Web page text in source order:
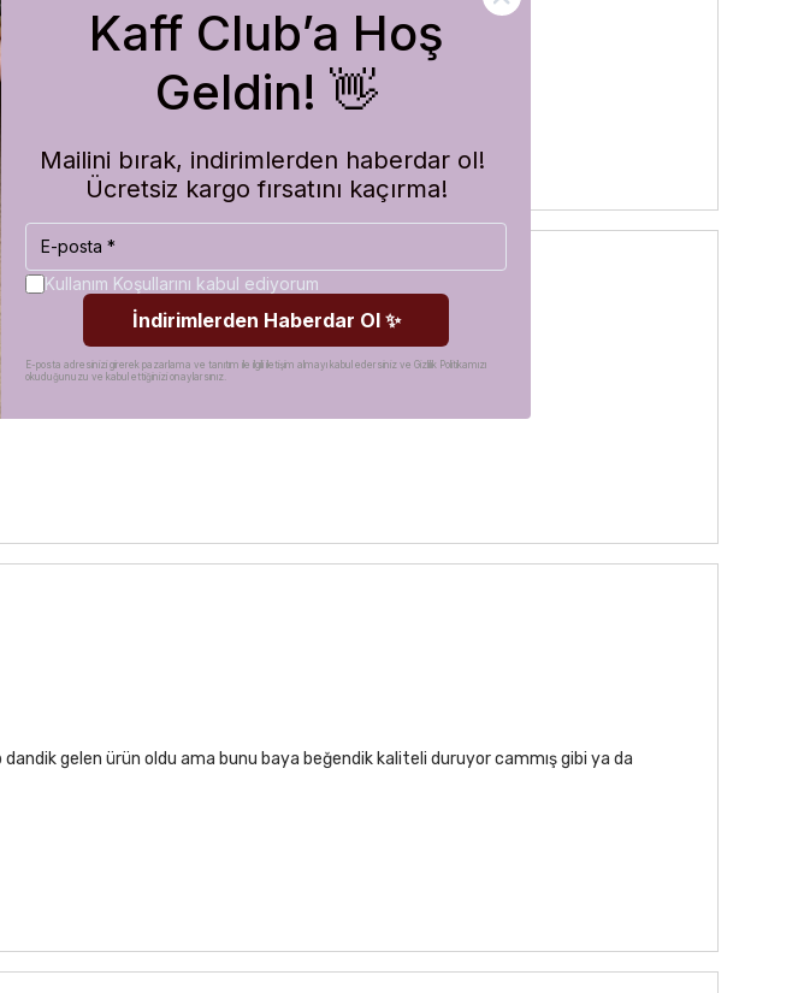
hızlı kargolama için teşekkürler
gelen ürün oldu ama bunu baya beğendik kaliteli duruyor cammış gibi ya da
Kaff Club’a Hoş
Geldin! 👋
Mailini bırak, indirimlerden haberdar ol!
Ücretsiz kargo fırsatını kaçırma!
Kullanım Koşullarını kabul ediyorum
İndirimlerden Haberdar Ol ✨
E-posta adresinizi girerek pazarlama ve tanıtım ile ilgili iletişim almayı kabul edersiniz ve Gizlilik Politikamızı
okuduğunuzu ve kabul ettiğinizi onaylarsınız.